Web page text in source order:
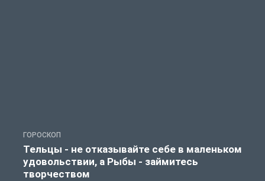
ГОРОСКОП
Тельцы - не отказывайте себе в маленьком
удовольствии, а Рыбы - займитесь
творчеством